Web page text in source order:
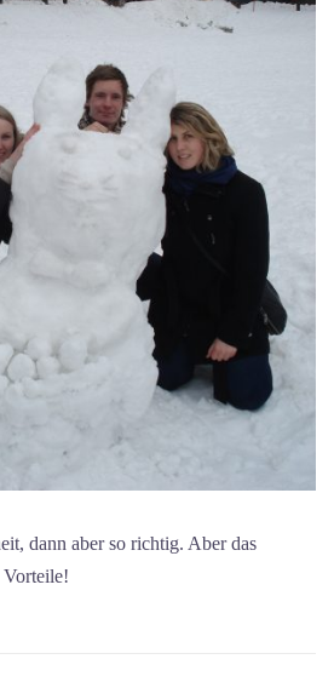
dann aber so richtig. Aber das
Vorteile!